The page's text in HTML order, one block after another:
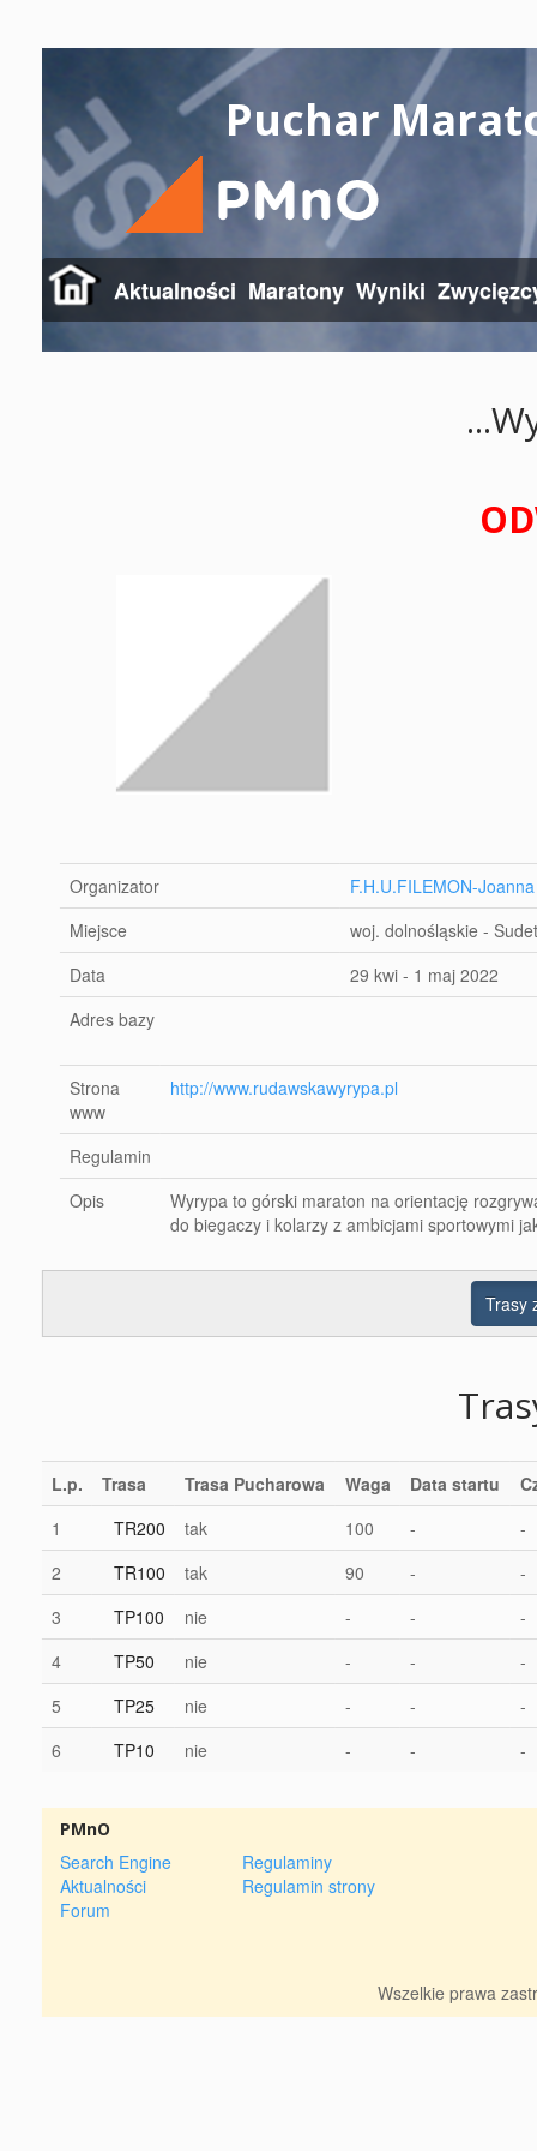
Puchar
Aktualności Maratony Wyniki
Organizator
F.H.U.FILEMON-
Miejsce
woj. dolnośląskie -
Data
29 kwi - 1 maj 2022
Adres bazy
Strona
www
http://www.rudawskawyrypa.pl
Regulamin
Opis
Wyrypa to górski maraton na orientację
do biegaczy i kolarzy z ambicjami sportowymi
Trasy
L.p. Trasa Trasa Pucharowa Waga Data startu
1
TR200 tak 100 -
-
2
TR100 tak 90 -
-
3
TP100 nie - -
-
4
TP50 nie - -
-
5
TP25 nie - -
-
6
TP10 nie - - -
PMnO
Search Engine
Aktualności
Forum
Regulaminy
Regulamin strony
Wszelkie prawa